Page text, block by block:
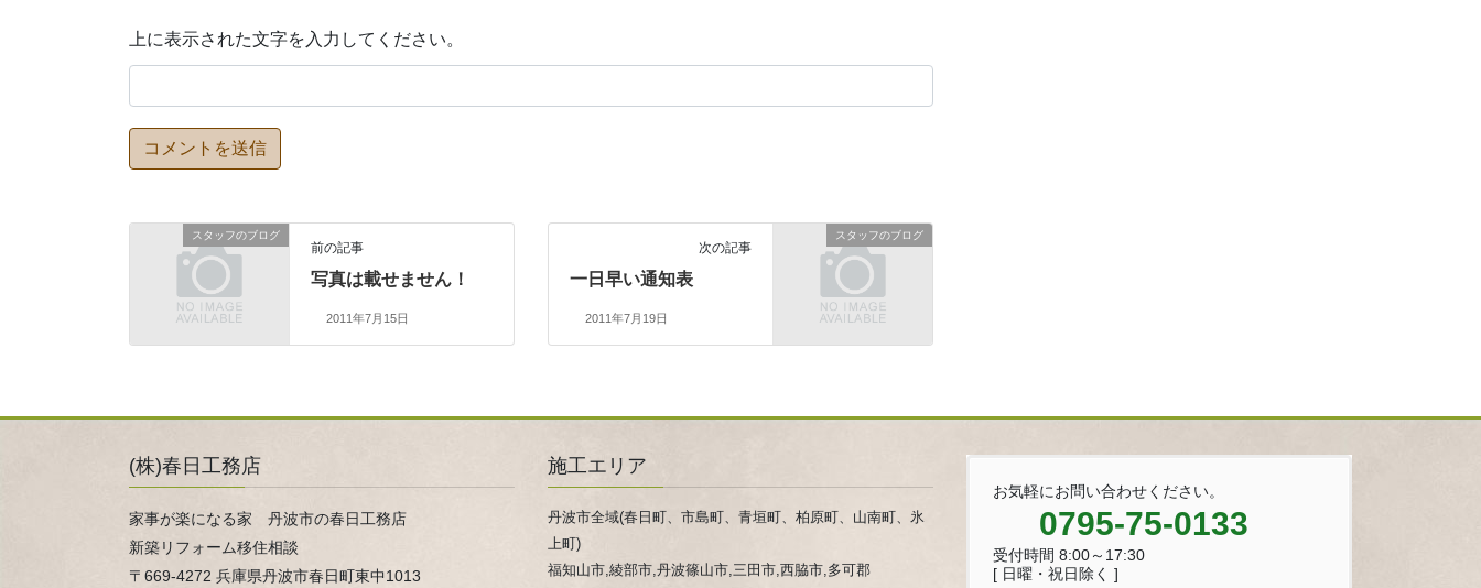
上に表示された文字を入力してください。
スタッフのブログ
前の記事
写真は載せません！
2011年7月15日
スタッフのブログ
次の記事
一日早い通知表
2011年7月19日
(株)春日工務店
家事が楽になる家 丹波市の春日工務店
新築リフォーム移住相談
〒669-4272 兵庫県丹波市春日町東中1013
施工エリア
丹波市全域(春日町、市島町、青垣町、柏原町、山南町、氷
上町)
福知山市,綾部市,丹波篠山市,三田市,西脇市,多可郡
お気軽にお問い合わせください。
0795-75-0133
受付時間 8:00～17:30
[ 日曜・祝日除く ]